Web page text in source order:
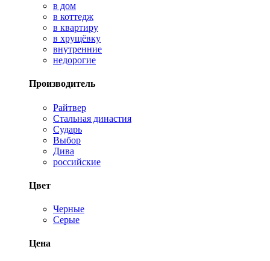
в дом
в коттедж
в квартиру
в хрущёвку
внутренние
недорогие
Производитель
Райтвер
Стальная династия
Сударь
Выбор
Дива
российские
Цвет
Черные
Серые
Цена